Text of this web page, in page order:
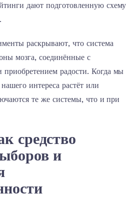
дают подготовленную схему
раскрывают, что система
мозга, соединённые с
радости. Когда мы
интереса растёт или
те же системы, что и при
средство
и